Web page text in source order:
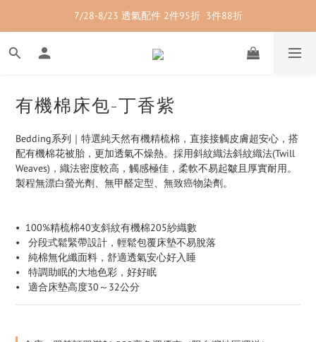
7/28-8/23 紳士內著 2件9折
7/28-8/23 透氣配件 2件95折  3件88折
7/28-8/23 紳士內著 2件9折
有機棉床包-丁香紫
Bedding系列｜特選純天然有機精梳棉，直接接觸皮膚超安心，搭
配有機棉花被胎，更加透氣不燥熱。採用斜紋織法斜紋織法(Twill
Weaves)，織法密度較高，觸感極佳，柔軟不易起皺且厚實耐用。
製程無漂白螢光劑、無甲醛定型、無致癌物染劑。
•  100%精梳棉40支斜紋有機棉205紗織數
•   分段式鬆緊帶設計，輕鬆包覆床墊不易脫落
•   純棉無化纖面料，舒適透氣安心好入睡
•   特調助眠的大地色彩，好好眠
•   適合床墊高度30～32公分